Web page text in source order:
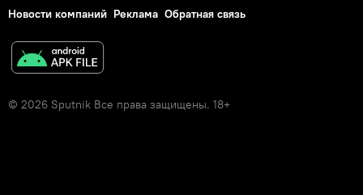
Новости компаний Реклама Обратная связь
© 2026 Sputnik Все права защищены. 18+